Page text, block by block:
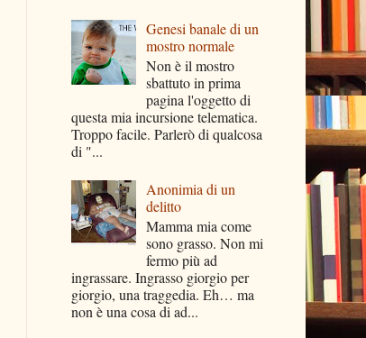
Genesi banale di un
mostro normale
Non è il mostro
sbattuto in prima
pagina l'oggetto di
questa mia incursione telematica.
Troppo facile. Parlerò di qualcosa
di "...
Anonimia di un
delitto
Mamma mia come
sono grasso. Non mi
fermo più ad
ingrassare. Ingrasso giorgio per
giorgio, una traggedia. Eh… ma
non è una cosa di ad...